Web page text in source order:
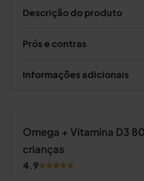
Descrição do produto
Prós e contras
Informações adicionais
Omega + Vitamina D3
crianças
4.9